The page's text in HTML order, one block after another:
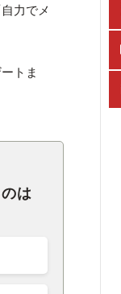
力でメ
トま
は